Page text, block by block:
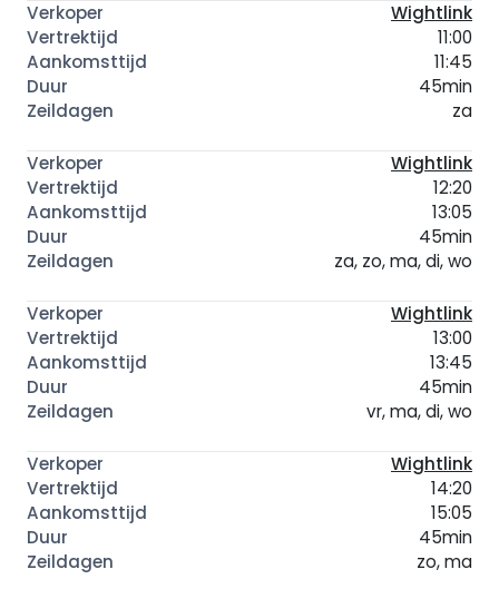
Wightlink
11:00
11:45
45min
za
Wightlink
12:20
13:05
45min
za, zo, ma, di, wo
Wightlink
13:00
13:45
45min
vr, ma, di, wo
Wightlink
14:20
15:05
45min
zo, ma